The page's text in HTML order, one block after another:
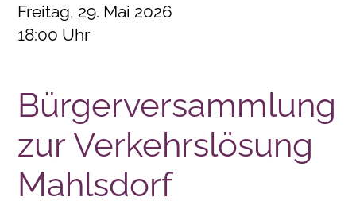
Freitag, 29. Mai 2026
18:00 Uhr
Bürgerversammlung
zur Verkehrslösung
Mahlsdorf